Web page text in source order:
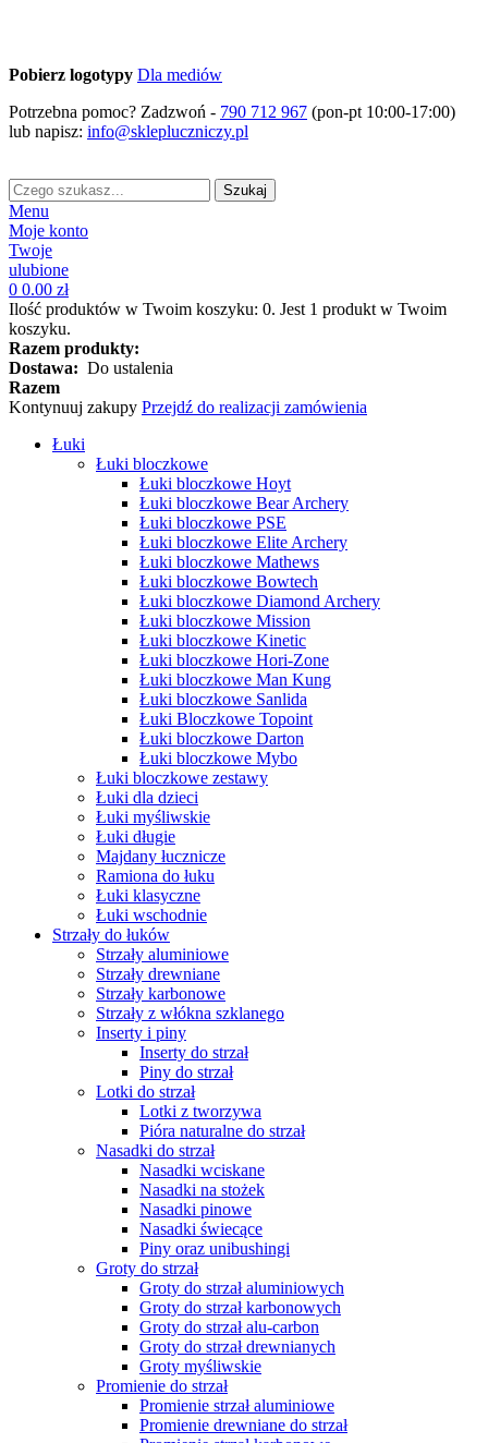
Pobierz logotypy Dla mediów
Potrzebna pomoc? Zadzwoń - 790 712 967 (pon-pt 10:00-17:00)
lub napisz: info@sklepluczniczy.pl
Szukaj
Menu
Moje konto
Twoje
ulubione
0 0.00 zł
Ilość produktów w Twoim koszyku: 0. Jest 1 produkt w Twoim
koszyku.
Razem produkty:
Dostawa: Do ustalenia
Razem
Kontynuuj zakupy Przejdź do realizacji zamówienia
Łuki
Łuki bloczkowe
Łuki bloczkowe Hoyt
Łuki bloczkowe Bear Archery
Łuki bloczkowe PSE
Łuki bloczkowe Elite Archery
Łuki bloczkowe Mathews
Łuki bloczkowe Bowtech
Łuki bloczkowe Diamond Archery
Łuki bloczkowe Mission
Łuki bloczkowe Kinetic
Łuki bloczkowe Hori-Zone
Łuki bloczkowe Man Kung
Łuki bloczkowe Sanlida
Łuki Bloczkowe Topoint
Łuki bloczkowe Darton
Łuki bloczkowe Mybo
Łuki bloczkowe zestawy
Łuki dla dzieci
Łuki myśliwskie
Łuki długie
Majdany łucznicze
Ramiona do łuku
Łuki klasyczne
Łuki wschodnie
Strzały do łuków
Strzały aluminiowe
Strzały drewniane
Strzały karbonowe
Strzały z włókna szklanego
Inserty i piny
Inserty do strzał
Piny do strzał
Lotki do strzał
Lotki z tworzywa
Pióra naturalne do strzał
Nasadki do strzał
Nasadki wciskane
Nasadki na stożek
Nasadki pinowe
Nasadki świecące
Piny oraz unibushingi
Groty do strzał
Groty do strzał aluminiowych
Groty do strzał karbonowych
Groty do strzał alu-carbon
Groty do strzał drewnianych
Groty myśliwskie
Promienie do strzał
Promienie strzał aluminiowe
Promienie drewniane do strzał